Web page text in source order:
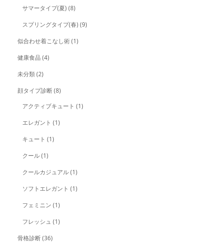
サマータイプ(夏) (8)
スプリングタイプ(春) (9)
似合わせ着こなし術(1)
健康食品 (4)
未分類(2)
顔タイプ診断(8)
アクティブキュート (1)
エレガント (1)
キュート (1)
クール(1)
クールカジュアル(1)
ソフトエレガント (1)
フェミニン (1)
フレッシュ (1)
骨格診断(36)